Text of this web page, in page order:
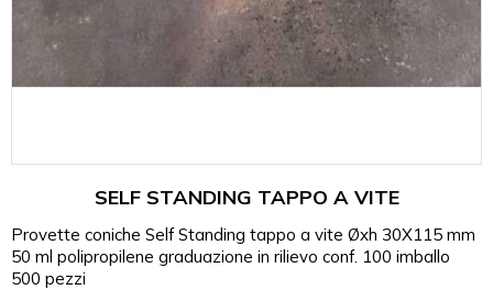
SELF STANDING TAPPO A VITE
Provette coniche Self Standing tappo a vite Øxh 30X115 mm
50 ml polipropilene graduazione in rilievo conf. 100 imballo
500 pezzi